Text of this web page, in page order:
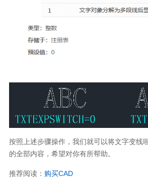
按照上述步骤操作，我们就可以将文字变线
的全部内容，希望对你有所帮助。
推荐阅读： 购买CAD